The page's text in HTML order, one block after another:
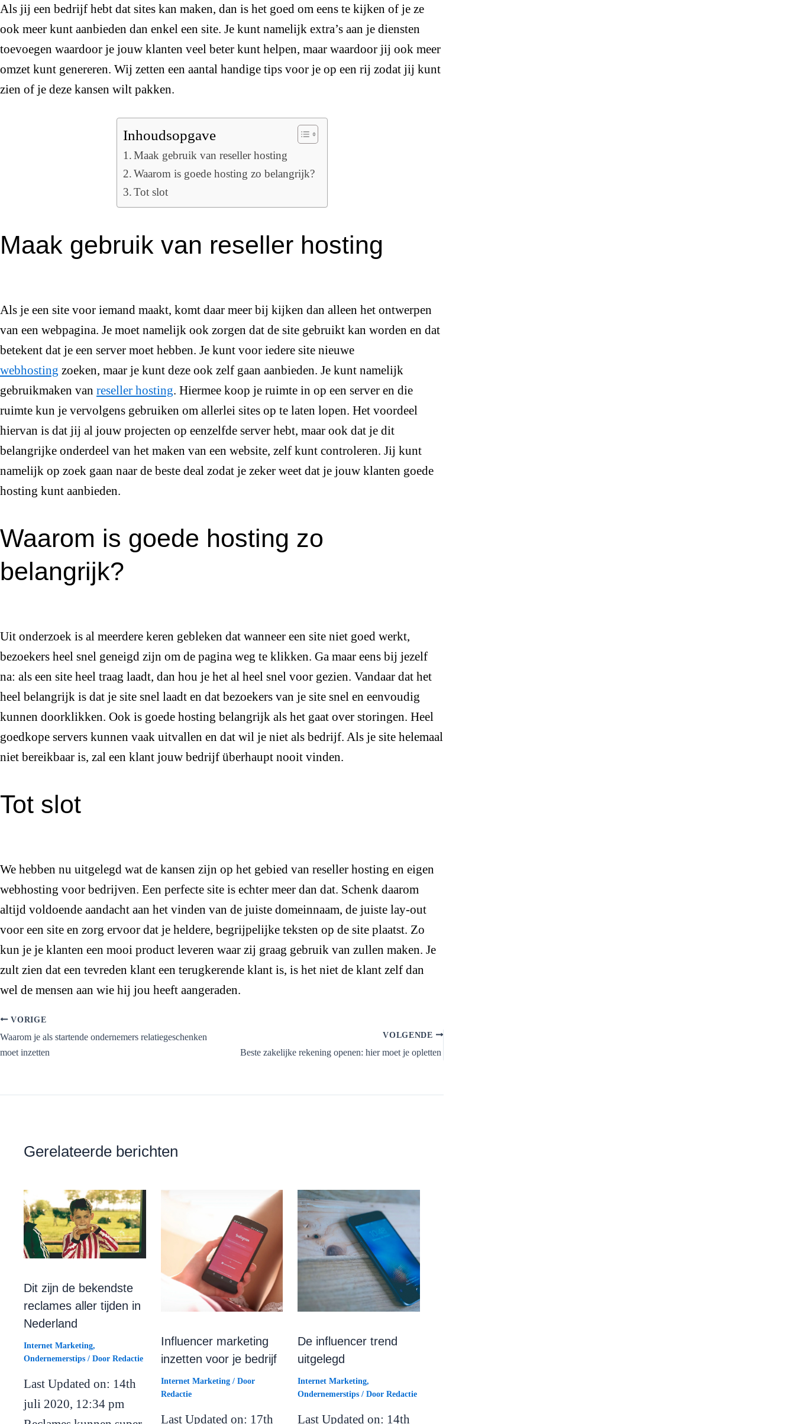
Als jij een bedrijf hebt dat sites kan maken, dan is het goed om eens te kijken of je ze
ook meer kunt aanbieden dan enkel een site. Je kunt namelijk extra’s aan je diensten
toevoegen waardoor je jouw klanten veel beter kunt helpen, maar waardoor jij ook meer
omzet kunt genereren. Wij zetten een aantal handige tips voor je op een rij zodat jij kunt
zien of je deze kansen wilt pakken.
Inhoudsopgave
Maak gebruik van reseller hosting
Waarom is goede hosting zo belangrijk?
Tot slot
Maak gebruik van reseller hosting
Als je een site voor iemand maakt, komt daar meer bij kijken dan alleen het ontwerpen
van een webpagina. Je moet namelijk ook zorgen dat de site gebruikt kan worden en dat
betekent dat je een server moet hebben. Je kunt voor iedere site nieuwe
webhosting zoeken, maar je kunt deze ook zelf gaan aanbieden. Je kunt namelijk
gebruikmaken van reseller hosting. Hiermee koop je ruimte in op een server en die
ruimte kun je vervolgens gebruiken om allerlei sites op te laten lopen. Het voordeel
hiervan is dat jij al jouw projecten op eenzelfde server hebt, maar ook dat je dit
belangrijke onderdeel van het maken van een website, zelf kunt controleren. Jij kunt
namelijk op zoek gaan naar de beste deal zodat je zeker weet dat je jouw klanten goede
hosting kunt aanbieden.
Waarom is goede hosting zo
belangrijk?
Uit onderzoek is al meerdere keren gebleken dat wanneer een site niet goed werkt,
bezoekers heel snel geneigd zijn om de pagina weg te klikken. Ga maar eens bij jezelf
na: als een site heel traag laadt, dan hou je het al heel snel voor gezien. Vandaar dat het
heel belangrijk is dat je site snel laadt en dat bezoekers van je site snel en eenvoudig
kunnen doorklikken. Ook is goede hosting belangrijk als het gaat over storingen. Heel
goedkope servers kunnen vaak uitvallen en dat wil je niet als bedrijf. Als je site helemaal
niet bereikbaar is, zal een klant jouw bedrijf überhaupt nooit vinden.
Tot slot
We hebben nu uitgelegd wat de kansen zijn op het gebied van reseller hosting en eigen
webhosting voor bedrijven. Een perfecte site is echter meer dan dat. Schenk daarom
altijd voldoende aandacht aan het vinden van de juiste domeinnaam, de juiste lay-out
voor een site en zorg ervoor dat je heldere, begrijpelijke teksten op de site plaatst. Zo
kun je je klanten een mooi product leveren waar zij graag gebruik van zullen maken. Je
zult zien dat een tevreden klant een terugkerende klant is, is het niet de klant zelf dan
wel de mensen aan wie hij jou heeft aangeraden.
VORIGE
Waarom je als startende ondernemers relatiegeschenken
moet inzetten
VOLGENDE
Beste zakelijke rekening openen: hier moet je opletten
Gerelateerde berichten
Dit zijn de bekendste
reclames aller tijden in
Nederland
Internet Marketing,
Ondernemerstips / Door Redactie
Last Updated on: 14th
juli 2020, 12:34 pm
Influencer marketing
inzetten voor je bedrijf
Internet Marketing/ Door
Redactie
Last Updated on: 17th
De influencer trend
uitgelegd
Internet Marketing,
Ondernemerstips / DoorRedactie
Last Updated on: 14th